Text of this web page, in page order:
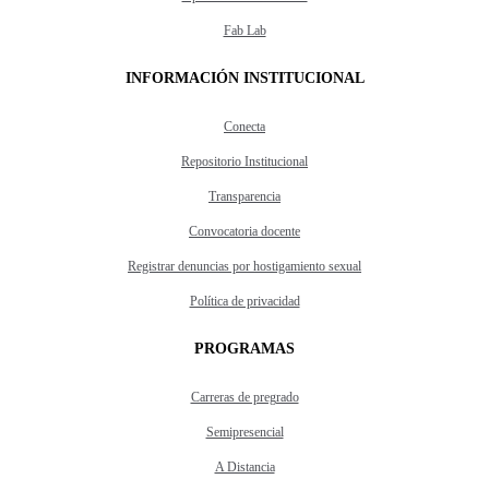
Fab Lab
INFORMACIÓN INSTITUCIONAL
Conecta
Repositorio Institucional
Transparencia
Convocatoria docente
Registrar denuncias por hostigamiento sexual
Política de privacidad
PROGRAMAS
Carreras de pregrado
Semipresencial
A Distancia